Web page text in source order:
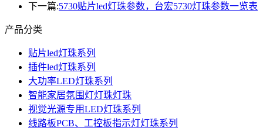
下一篇:5730贴片led灯珠参数，台宏5730灯珠参数一览表
产品分类
贴片led灯珠系列
插件led灯珠系列
大功率LED灯珠系列
智能家居氛围灯灯珠灯珠
视觉光源专用LED灯珠系列
线路板PCB、工控板指示灯灯珠系列